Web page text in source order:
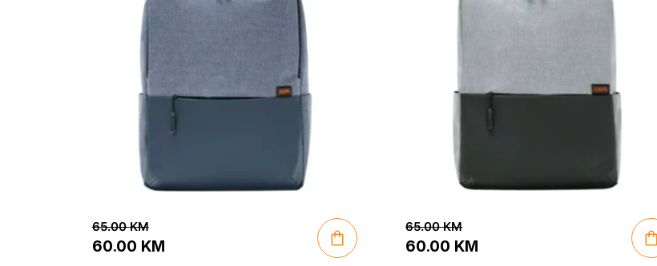
65.00KM
60.00 KM
65.00KM
60.00 KM